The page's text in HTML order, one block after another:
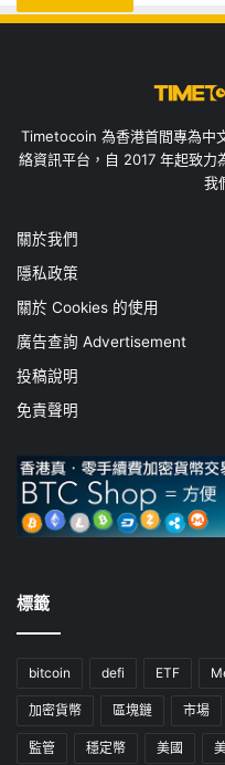
Timetocoin 為香港首間專為中
絡資訊平台，自 2017 年起致力
我
關於我們
隱私政策
關於 Cookies 的使用
廣告查詢 Advertisement
投稿說明
免責聲明
標籤
bitcoin defi ETF
加密貨幣 區塊鏈 市場
監管 穩定幣 美國